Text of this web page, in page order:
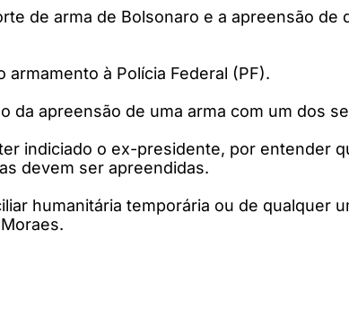
de arma de Bolsonaro e a apreensão
à Polícia Federal (PF).
da apreensão de uma arma com um dos
indiciado o ex-presidente, por entender
devem ser apreendidas.
humanitária temporária ou de qualquer